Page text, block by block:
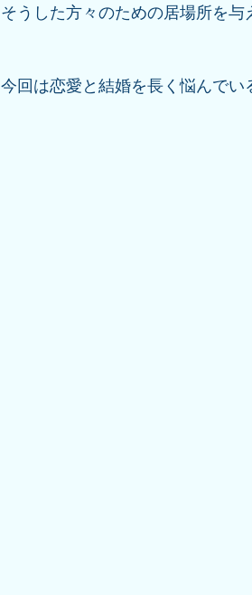
そうした方々のための居場所を
今回は恋愛と結婚を長く悩んで